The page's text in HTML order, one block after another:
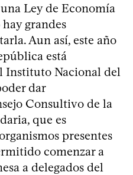
Ley de Economía
grandes
Aun así, este año
está
Instituto Nacional del
dar
Consultivo de la
que es
presentes
comenzar a
a delegados del